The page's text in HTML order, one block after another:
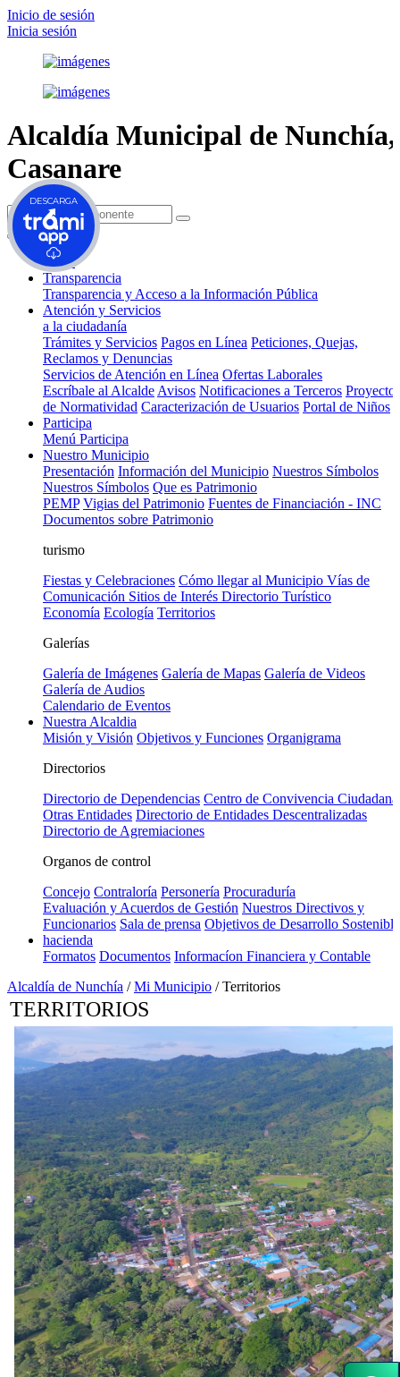
Inicio de sesión
Inicia sesión
Alcaldía Municipal de Nunchía,
Casanare
Inicio(current)
Transparencia
Transparencia y Acceso a la Información Pública
Atención y Servicios
a la ciudadanía
Trámites y Servicios Pagos en Línea Peticiones, Quejas,
Reclamos y Denuncias
Servicios de Atención en Línea Ofertas Laborales
Escríbale al Alcalde Avisos Notificaciones a Terceros Proyectos
de Normatividad Caracterización de Usuarios Portal de Niños
Participa
Menú Participa
Nuestro Municipio
Presentación Información del Municipio Nuestros Símbolos
Nuestros Símbolos Que es Patrimonio
PEMP Vigias del Patrimonio Fuentes de Financiación - INC
Documentos sobre Patrimonio
turismo
Fiestas y Celebraciones Cómo llegar al Municipio Vías de
Comunicación Sitios de Interés Directorio Turístico
Economía Ecología Territorios
Galerías
Galería de Imágenes Galería de Mapas Galería de Videos
Galería de Audios
Calendario de Eventos
Nuestra Alcaldia
Misión y Visión Objetivos y Funciones Organigrama
Directorios
Directorio de Dependencias Centro de Convivencia Ciudadana
Otras Entidades Directorio de Entidades Descentralizadas
Directorio de Agremiaciones
Organos de control
Concejo Contraloría Personería Procuraduría
Evaluación y Acuerdos de Gestión Nuestros Directivos y
Funcionarios Sala de prensa Objetivos de Desarrollo Sostenible
hacienda
Formatos Documentos Informacíon Financiera y Contable
Alcaldía de Nunchía /Mi Municipio /Territorios
​TERRITOR​IOS
DESCARGA